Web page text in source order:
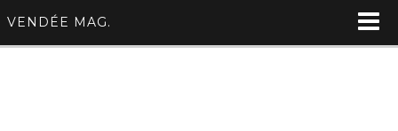
VENDÉE MAG.